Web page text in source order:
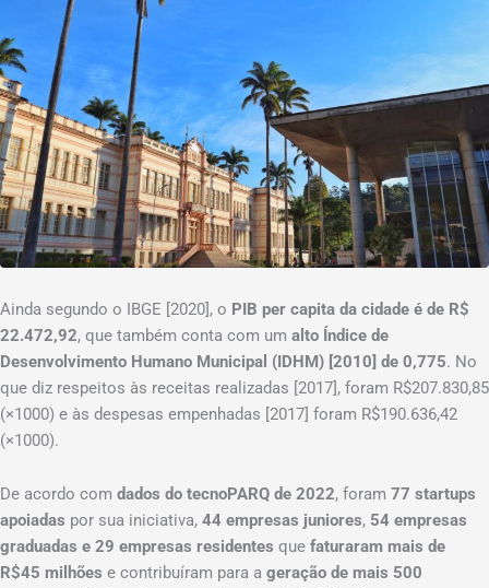
Ainda segundo o IBGE [2020], o PIB per capita da cidade é de R$
22.472,92, que também conta com um alto Índice de
Desenvolvimento Humano Municipal (IDHM) [2010] de 0,775. No
que diz respeitos às receitas realizadas [2017], foram R$207.830,85
(×1000) e às despesas empenhadas [2017] foram R$190.636,42
(×1000).
De acordo com dados do tecnoPARQ de 2022, foram 77 startups
apoiadas por sua iniciativa, 44 empresas juniores, 54 empresas
graduadas e 29 empresas residentes que faturaram mais de
R$45 milhões e contribuíram para a geração de mais 500